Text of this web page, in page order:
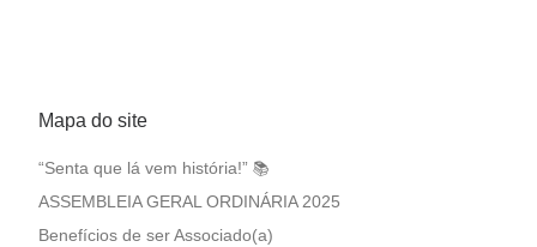
Mapa do site
“Senta que lá vem história!” 📚
ASSEMBLEIA GERAL ORDINÁRIA 2025
Benefícios de ser Associado(a)